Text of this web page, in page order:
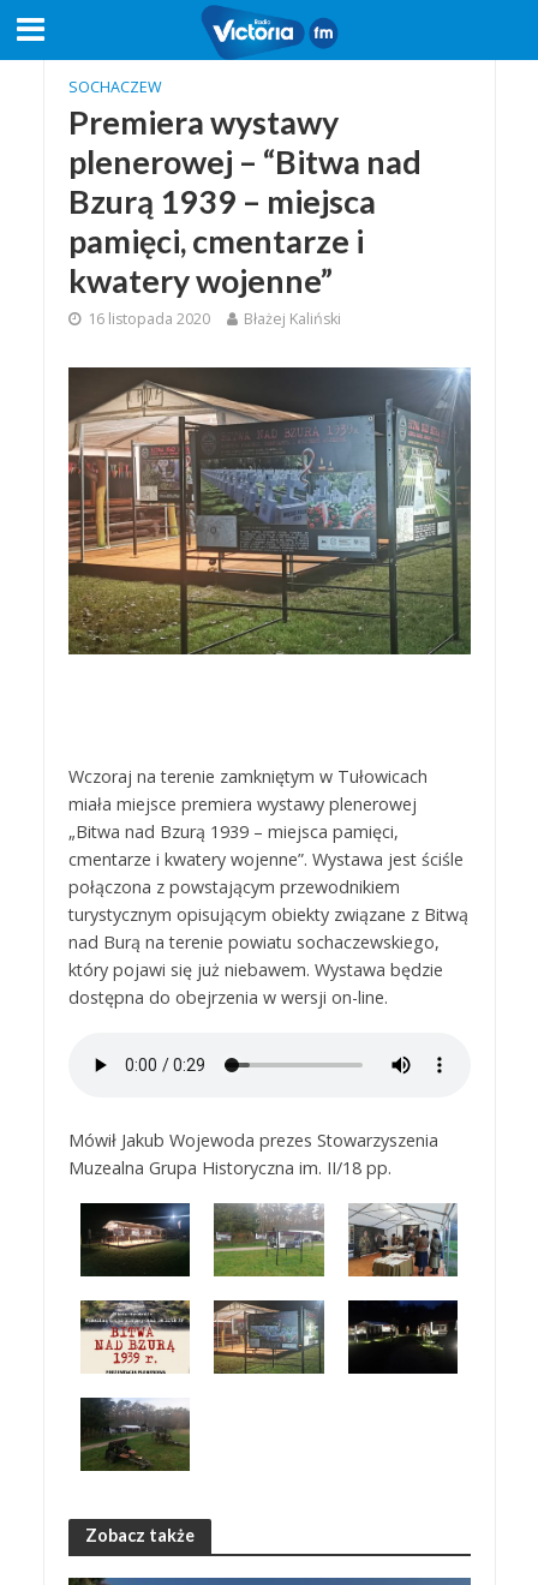
SOCHACZEW
Premiera wystawy
plenerowej – “Bitwa nad
Bzurą 1939 – miejsca
pamięci, cmentarze i
kwatery wojenne”
16 listopada 2020 Błażej Kaliński
Wczoraj na terenie zamkniętym w Tułowicach
miała miejsce premiera wystawy plenerowej
„Bitwa nad Bzurą 1939 – miejsca pamięci,
cmentarze i kwatery wojenne”. Wystawa jest ściśle
połączona z powstającym przewodnikiem
turystycznym opisującym obiekty związane z Bitwą
nad Burą na terenie powiatu sochaczewskiego,
który pojawi się już niebawem. Wystawa będzie
dostępna do obejrzenia w wersji on-line.
Mówił Jakub Wojewoda prezes Stowarzyszenia
Muzealna Grupa Historyczna im. II/18 pp.
Zobacz także